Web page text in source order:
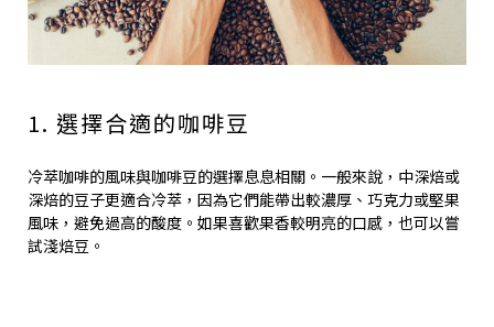
1. 選擇合適的咖啡豆
冷萃咖啡的風味與咖啡豆的選擇息息相關。一般來說，中深焙或
深焙的豆子更適合冷萃，因為它們能帶出較濃厚、巧克力或堅果
風味，避免過高的酸度。如果喜歡果香較明亮的口感，也可以嘗
試淺焙豆。